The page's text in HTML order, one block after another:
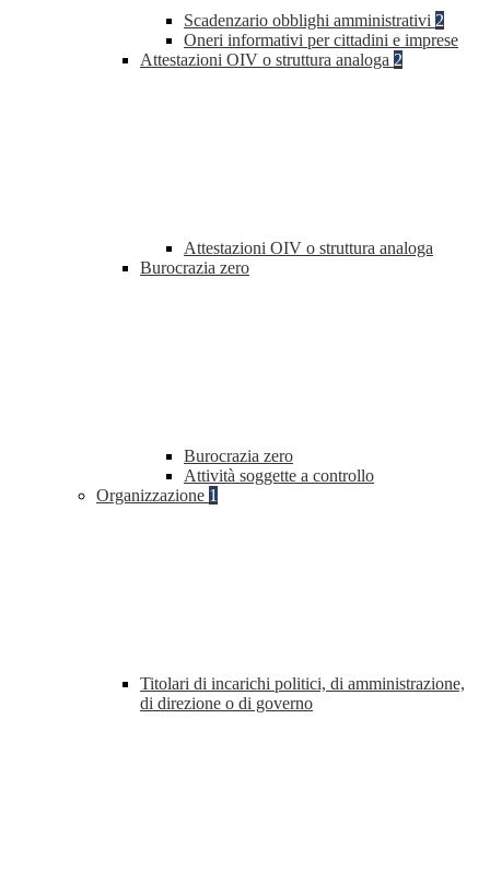
Scadenzario obblighi amministrativi 2
Oneri informativi per cittadini e imprese
Attestazioni OIV o struttura analoga 2
Attestazioni OIV o struttura analoga
Burocrazia zero
Burocrazia zero
Attività soggette a controllo
Organizzazione 1
Titolari di incarichi politici, di amministrazione,
di direzione o di governo